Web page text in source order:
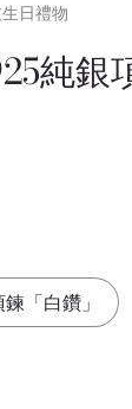
日禮物
純銀
「白鑽」